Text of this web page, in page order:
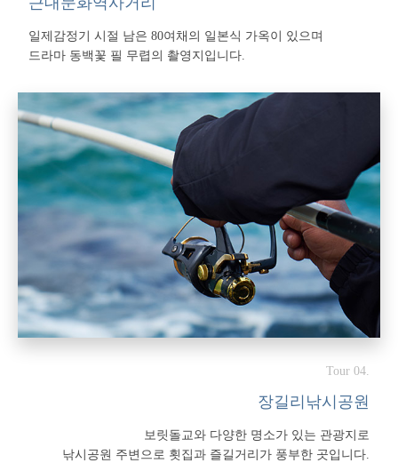
일제감정기 시절 남은 80여채의 일본식 가옥이 있으며
드라마 동백꽃 필 무렵의 촬영지입니다.
Tour 04.
장길리낚시공원
보릿돌교와 다양한 명소가 있는 관광지로
낚시공원 주변으로 횟집과 즐길거리가 풍부한 곳입니다.